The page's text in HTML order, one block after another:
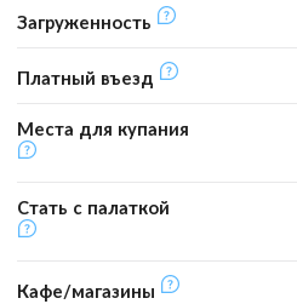
Загруженность
Платный въезд
Места для купания
Стать с палаткой
Кафе/магазины